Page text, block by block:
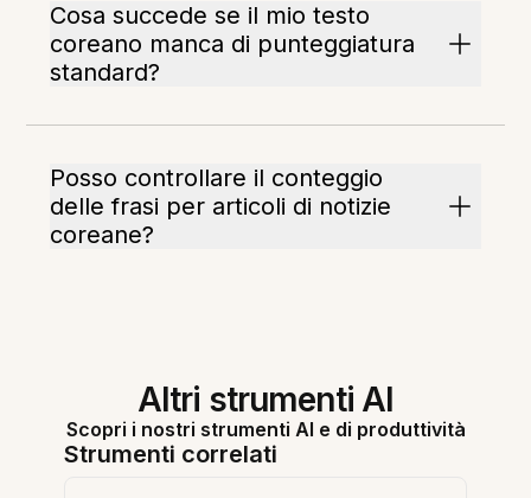
Cosa succede se il mio testo
coreano manca di punteggiatura
standard?
Posso controllare il conteggio
delle frasi per articoli di notizie
coreane?
Altri strumenti AI
Scopri i nostri strumenti AI e di produttività
Strumenti correlati